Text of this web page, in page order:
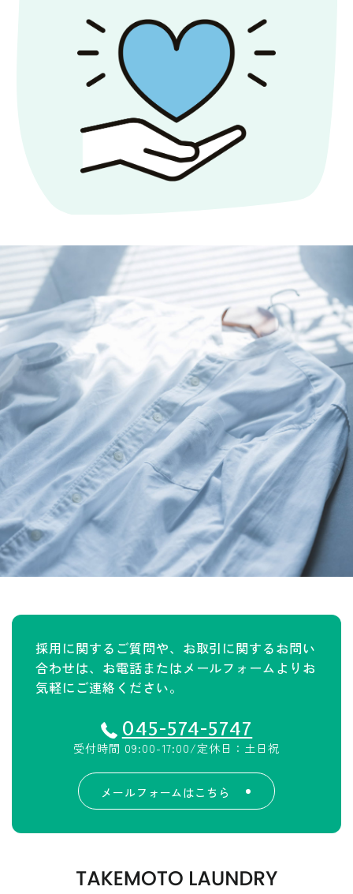
採用に関するご質問や、お取引に関するお問い
合わせは、 お電話またはメールフォームよりお
気軽にご連絡ください。
045-574-5747
受付時間 09:00-17:00/定休日：土日祝
メールフォームはこちら